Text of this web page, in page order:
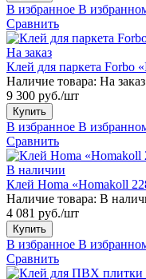
В избранное В
Сравнить
На заказ
Клей для паркета Forbo
Наличие товара: На заказ
9 300 руб./шт
Купить
В избранное В
Сравнить
В наличии
Клей Homa «Homakoll
Наличие товара: В
4 081 руб./шт
Купить
В избранное В
Сравнить